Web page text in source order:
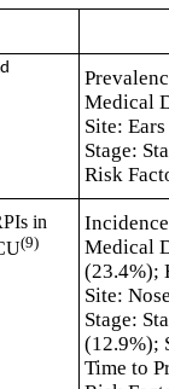
Medical
Site:
Stage:
Risk
in
(9)
Medical
(23.4%);
Site:
Stage:
(12.9%);
Time to